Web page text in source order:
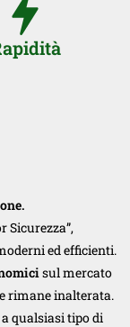
Sicurezza”,
ed efficienti.
sul mercato
rimane inalterata.
a qualsiasi tipo di